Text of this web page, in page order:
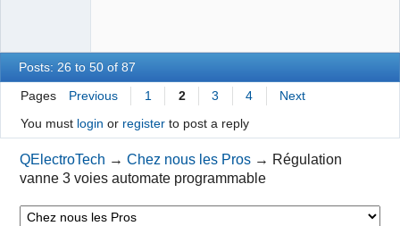
Posts: 26 to 50 of 87
Pages Previous 1 2 3 4
Next
You must login or registerto post a reply
QElectroTech →Chez nous les Pros → Régulation
vanne 3 voies automate programmable